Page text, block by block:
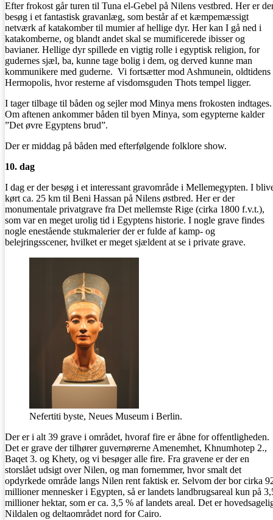
Efter frokost går turen til Tuna el-Gebel på Nilens vestbred. Her er
besøg i et fantastisk gravanlæg, som består af et kæmpemæssigt
netværk af katakomber til mumier af hellige dyr. Her kan I gå ned i
katakomberne, og blandt andet skal se mumificerede ibisser og
bavianer. Hellige dyr spillede en vigtig rolle i egyptisk religion, for
gudernes sjæl, ba, kunne tage bolig i dem, og derved kunne man
kommunikere med guderne. Vi fortsætter mod Ashmunein, oldtidens
Hermopolis, hvor resterne af visdomsguden Thots tempel ligger.
I tager tilbage til båden og sejler mod Minya mens frokosten indtages.
Om aftenen ankommer båden til byen Minya, som egypterne kalder
”Det øvre Egyptens brud”.
Der er middag på båden med efterfølgende folklore show.
10. dag
I dag er der besøg i et interessant gravområde i Mellemegypten. I
kørt ca. 25 km til Beni Hassan på Nilens østbred. Her er der
monumentale privatgrave fra Det mellemste Rige (cirka 1800 f.v.t.),
som var en meget urolig tid i Egyptens historie. I nogle grave findes
nogle enestående stukmalerier der er fulde af kamp- og
belejringsscener, hvilket er meget sjældent at se i private grave.
Nefertiti byste, Neues Museum i Berlin.
Der er i alt 39 grave i området, hvoraf fire er åbne for offentligheden.
Det er grave der tilhører guvernørerne Amenemhet, Khnumhotep 2.,
Baqet 3. og Khety, og vi besøger alle fire. Fra gravene er der en
storslået udsigt over Nilen, og man fornemmer, hvor smalt det
opdyrkede område langs Nilen rent faktisk er. Selvom der bor cirka
millioner mennesker i Egypten, så er landets landbrugsareal kun på
millioner hektar, som er ca. 3,5 % af landets areal. Det er
Nildalen og deltaområdet nord for Cairo.